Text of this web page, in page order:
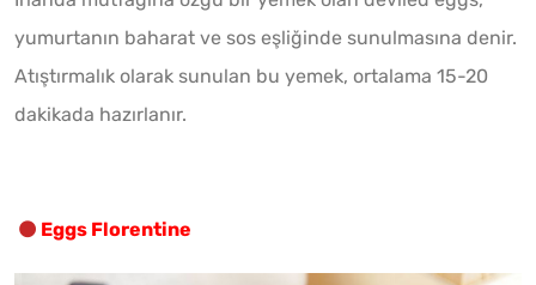
yumurtanın baharat ve sos eşliğinde sunulmasına denir.
Atıştırmalık olarak sunulan bu yemek, ortalama 15-20
dakikada hazırlanır.
Eggs Florentine